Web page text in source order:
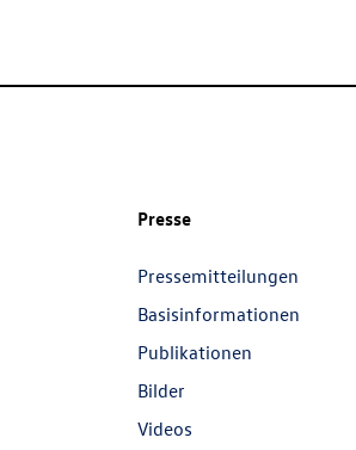
Presse
Pressemitteilungen
Basisinformationen
Publikationen
Bilder
Videos